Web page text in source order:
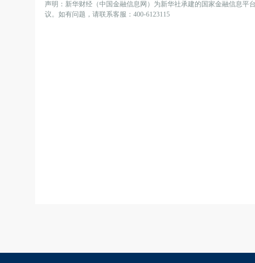
声明：新华财经（中国金融信息网）为新华社承建的国家金融信息平
议。如有问题，请联系客服：400-6123115